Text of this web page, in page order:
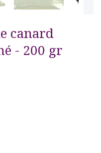
canard
- 200 gr